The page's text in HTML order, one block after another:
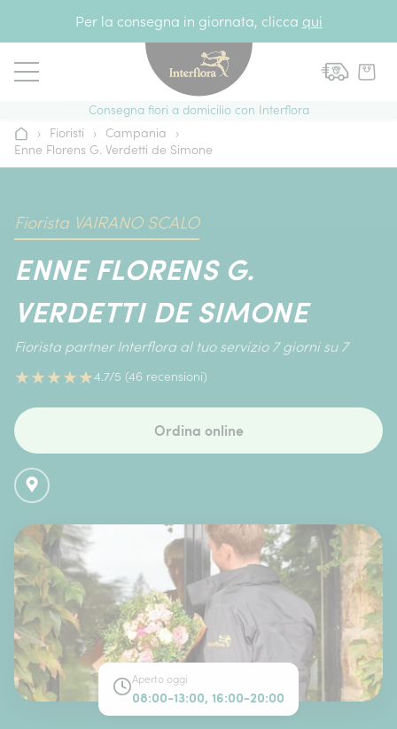
Per la consegna in giornata, clicca qui
Consegna fiori a domicilio con Interflora
Home› Fioristi › Campania
›
Enne Florens G. Verdetti de Simone
Fiorista VAIRANO SCALO
ENNE FLORENS G.
VERDETTI DE SIMONE
Fiorista partner Interflora al tuo servizio 7 giorni su 7
★★★★★4.7/5 (46 recensioni)
Ordina online
Aperto oggi
08:00-13:00, 16:00-20:00